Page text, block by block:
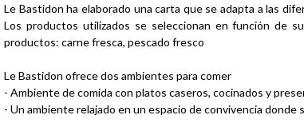
Le Bastidon ha elaborado una carta que se adapta a las
Los productos utilizados se seleccionan en función de
productos: carne fresca, pescado fresco
Le Bastidon ofrece dos ambientes para comer
- Ambiente de comida con platos caseros, cocinados y
- Un ambiente relajado en un espacio de convivencia